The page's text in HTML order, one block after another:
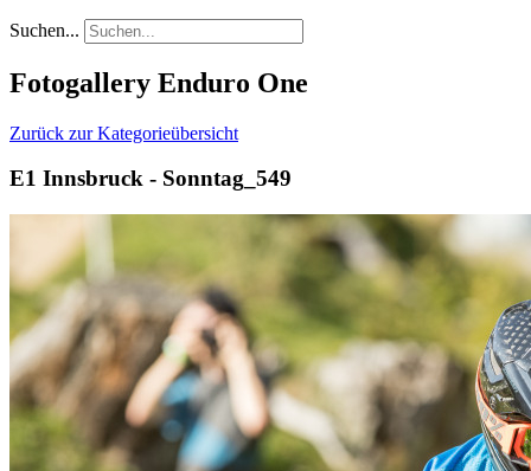
Suchen...
Fotogallery Enduro One
Zurück zur Kategorieübersicht
E1 Innsbruck - Sonntag_549